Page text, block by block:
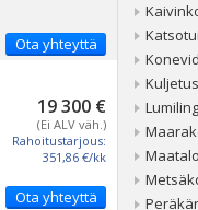
Ota yhteyttä
19 300 €
(Ei ALV väh.)
Rahoitustarjous:
351,86 €/kk
Ota yhteyttä